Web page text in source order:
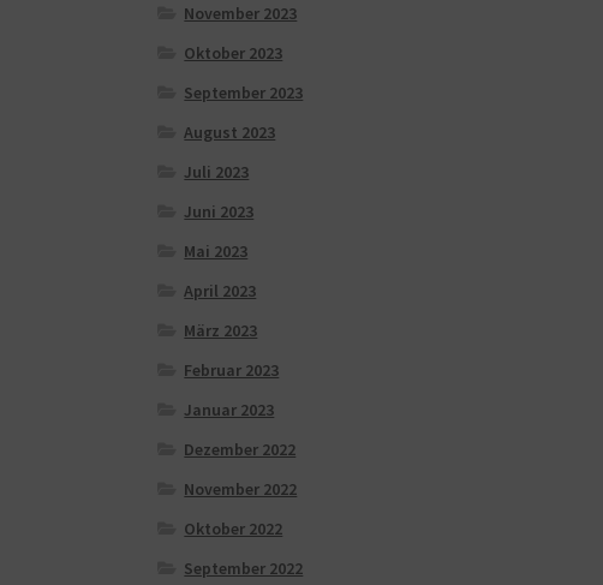
November 2023
Oktober 2023
September 2023
August 2023
Juli 2023
Juni 2023
Mai 2023
April 2023
März 2023
Februar 2023
Januar 2023
Dezember 2022
November 2022
Oktober 2022
September 2022